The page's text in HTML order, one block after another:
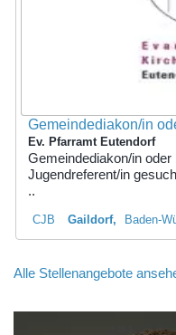
Gemeindediakon/in
Ev. Pfarramt Eutendorf
Gemeindediakon/in oder
Jugendreferent/in
..
CJB Gaildorf Baden-
Alle Stellenangebote